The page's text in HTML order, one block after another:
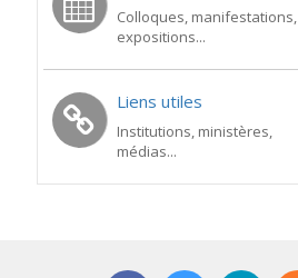
Colloques, manifestations,
expositions...
Liens utiles
Institutions, ministères,
médias...